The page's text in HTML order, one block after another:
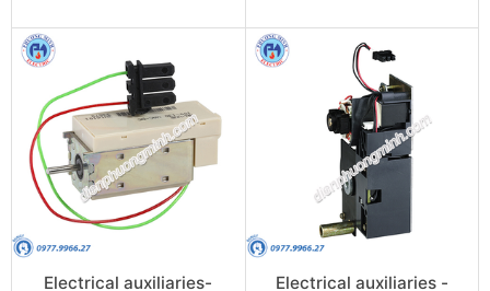
48486
Electrical auxiliaries-
Electrical auxiliaries -